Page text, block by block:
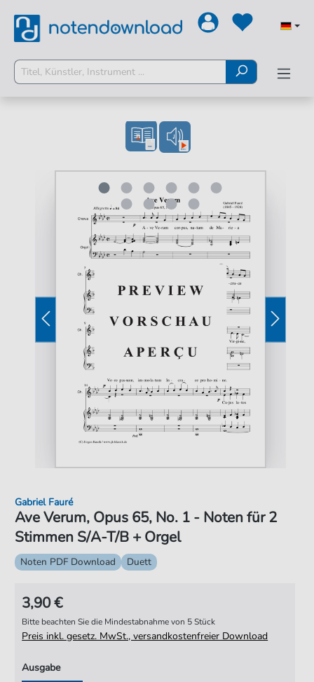
Ave Verum, Opus 65, No. 1 - Noten für 2
Stimmen S/A-T/B + Orgel
Gabriel Fauré
Noten PDF Download Duett
3,90 €
Bitte beachten Sie die Mindestabnahme von 5 Stück
Preis inkl. gesetz. MwSt., versandkostenfreier Download
Ausgabe